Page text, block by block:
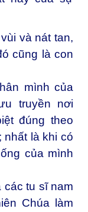
và nát tan,
cũng là con
mình của
truyền nơi
đúng theo
là khi có
của mình
tu sĩ nam
Chúa làm